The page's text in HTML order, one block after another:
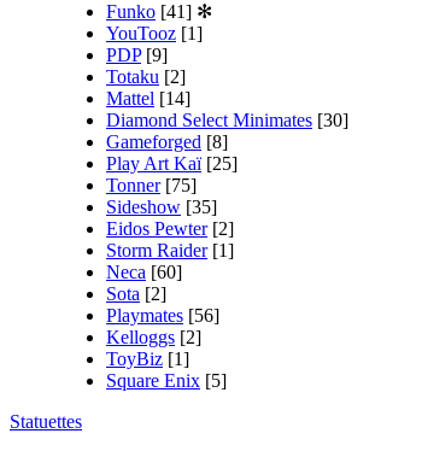
Funko [41] ✻
YouTooz [1]
PDP [9]
Totaku [2]
Mattel [14]
Diamond Select Minimates [30]
Gameforged [8]
Play Art Kaï [25]
Tonner [75]
Sideshow [35]
Eidos Pewter [2]
Storm Raider [1]
Neca [60]
Sota [2]
Playmates [56]
Kelloggs [2]
ToyBiz [1]
Square Enix [5]
Statuettes